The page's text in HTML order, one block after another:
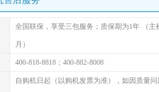
全国联保，享受三包服务；质保期为1年 （
月）
400-818-8818；400-882-8008
自购机日起（以购机发票为准），如因质量